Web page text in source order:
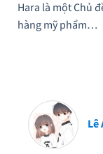
Hara là một Chủ
hàng mỹ phẩm…
Lê